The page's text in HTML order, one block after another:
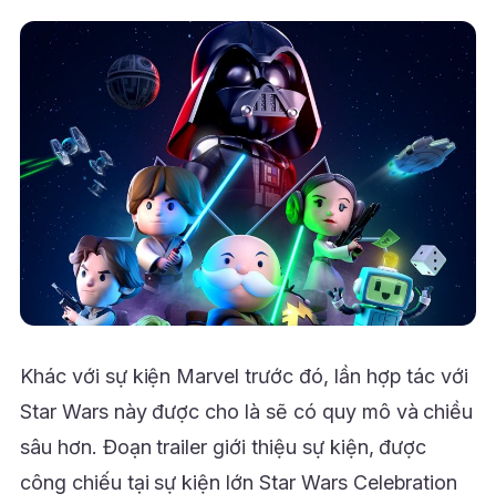
Khác với sự kiện Marvel trước đó, lần hợp tác với
Star Wars này được cho là sẽ có quy mô và chiều
sâu hơn. Đoạn trailer giới thiệu sự kiện, được
công chiếu tại sự kiện lớn Star Wars Celebration